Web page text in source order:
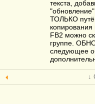
текста,
ТОЛЬКО
FB2 можно
группе.
следующее
↓